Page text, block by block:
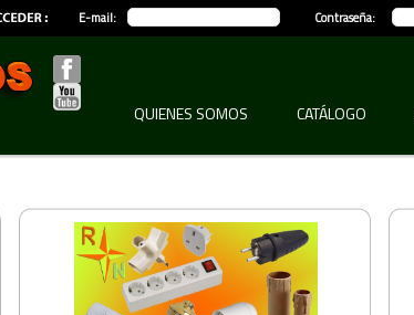
E-mail: Contraseña:
QUIENES SOMOS CATÁLOGO